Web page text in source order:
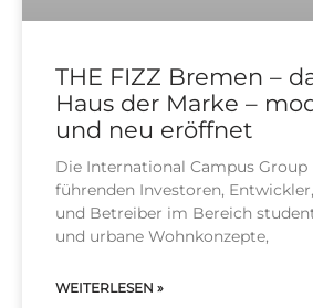
THE FIZZ Bremen –
Haus der Marke –
und neu eröffnet
Die Inter­na­tio­nal Cam­pus Group
füh­ren­den Inves­to­ren,
und Betrei­ber im Bereich
und urba­ne Wohn­kon­zep­te,
WEITERLESEN »